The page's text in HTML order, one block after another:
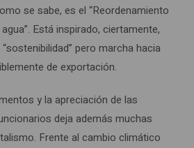
se sabe, es el “Reordenamiento
Está inspirado, ciertamente,
pero marcha hacia
de exportación.
y la apreciación de las
deja además muchas
Frente al cambio climático